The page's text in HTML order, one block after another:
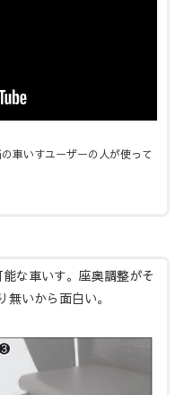
車いすユーザーの人が使って
な車いす。座奥調整がそ
いから面白い。